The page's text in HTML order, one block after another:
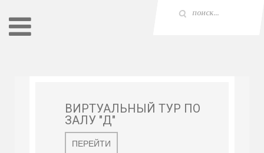
ВИРТУАЛЬНЫЙ ТУР ПО
ЗАЛУ "Д"
ПЕРЕЙТИ